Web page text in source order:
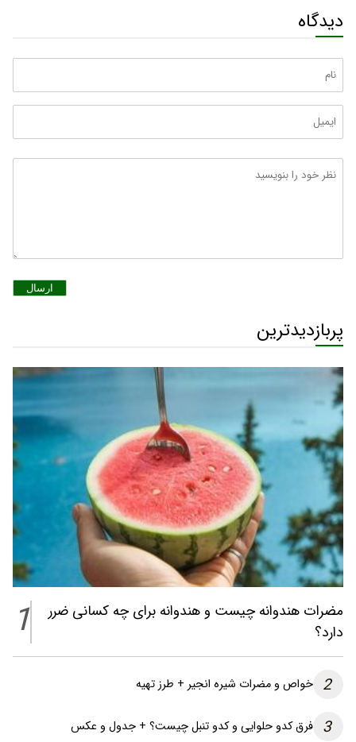
دیدگاه
ارسال
پربازدیدترین
مضرات هندوانه چیست و هندوانه برای چه کسانی ضرر
دارد؟
1
2 خواص و مضرات شیره انجیر + طرز تهیه
3 فرق کدو حلوایی و کدو تنبل چیست؟ + جدول و عکس